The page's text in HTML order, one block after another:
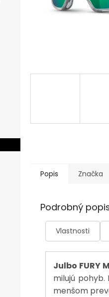
Popis Značka
Podrobný
Vlastnosti
Julbo FURY
milujú
menšom